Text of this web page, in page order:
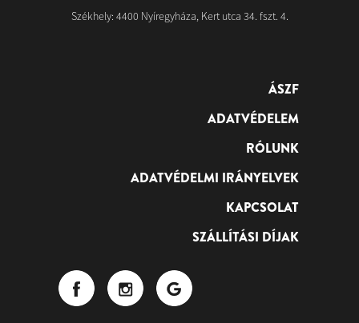
Székhely: 4400 Nyíregyháza, Kert utca 34. fszt. 4.
ÁSZF
ADATVÉDELEM
RÓLUNK
ADATVÉDELMI IRÁNYELVEK
KAPCSOLAT
SZÁLLÍTÁSI DÍJAK